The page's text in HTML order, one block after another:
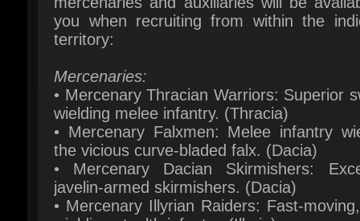
Mercenaries:
• Mercenary Thracian Warriors: Superior
wielding melee infantry. (Thracia)
the vicious curve-bladed falx. (Dacia)
• Mercenary Dacian Skirmishers:
javelin-armed skirmishers. (Dacia)
• Mercenary Illyrian Raiders: Fast-moving,
wielding stealth infantry. (Illyria)
• Raiding Hemiola: Fast attack barge
by Mercenary Illyrian Raiders (Illyria)